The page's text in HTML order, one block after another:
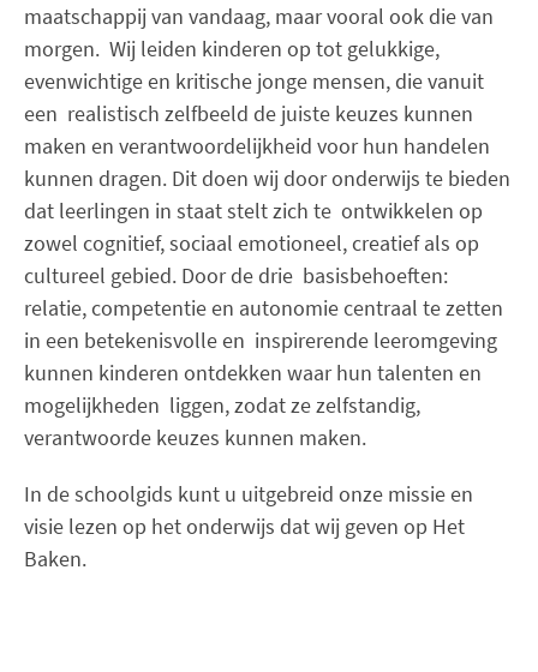
maatschappij van vandaag, maar vooral ook die van
morgen. Wij leiden kinderen op tot gelukkige,
evenwichtige en kritische jonge mensen, die vanuit
een realistisch zelfbeeld de juiste keuzes kunnen
maken en verantwoordelijkheid voor hun handelen
kunnen dragen. Dit doen wij door onderwijs te bieden
dat leerlingen in staat stelt zich te ontwikkelen op
zowel cognitief, sociaal emotioneel, creatief als op
cultureel gebied. Door de drie basisbehoeften:
relatie, competentie en autonomie centraal te zetten
in een betekenisvolle en inspirerende leeromgeving
kunnen kinderen ontdekken waar hun talenten en
mogelijkheden liggen, zodat ze zelfstandig,
verantwoorde keuzes kunnen maken.
In de schoolgids kunt u uitgebreid onze missie en
visie lezen op het onderwijs dat wij geven op Het
Baken.